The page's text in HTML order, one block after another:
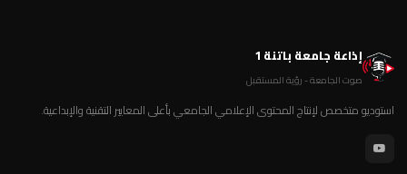
إذاعة جامعة باتنة 1
صوت الجامعة - رؤية المستقبل
استوديو متخصص لإنتاج المحتوى الإعلامي الجامعي بأعلى المعايير التقنية والإبداعية.